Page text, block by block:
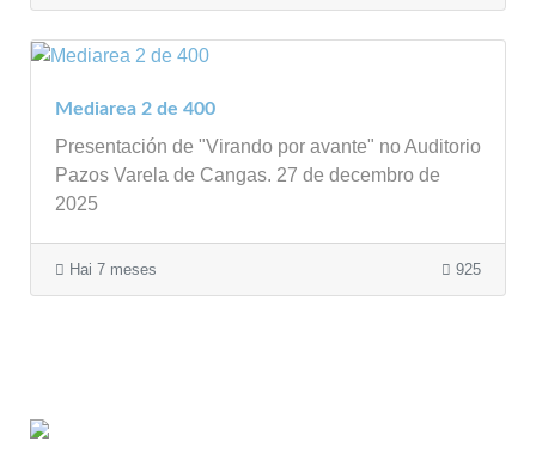
Mediarea 2 de 400
Presentación de "Virando por avante" no Auditorio
Pazos Varela de Cangas. 27 de decembro de
2025
Hai 7 meses 925